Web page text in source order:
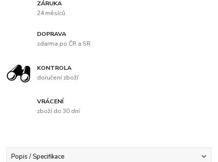
ZÁRUKA
24 měsíců
DOPRAVA
zdarma po ČR a SR
KONTROLA
doručení zboží
VRÁCENÍ
zboží do 30 dní
Popis / Specifikace